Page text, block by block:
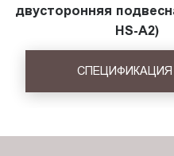
двусторонняя
HS-A2)
СПЕЦИФИКАЦИЯ